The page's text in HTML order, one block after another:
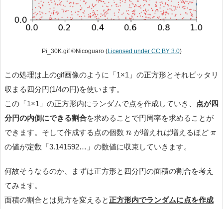
Pi_30K.gif ©Nicoguaro (Licensed under CC BY 3.0)
この処理は上のgif画像のように「1×1」の正方形とそれピッタリ
収まる四分円(1/4の円)を使います。
この「1×1」の正方形内にランダムで点を作成していき、
点が四
分円の内側にできる割合を求めることで円周率を求めることが
できます。そして作成する点の個数 n が増えれば増えるほど π
の値が定数「3.141592…」の数値に収束していきます。
何故そうなるのか、まずは正方形と四分円の面積の割合を考え
てみます。
面積の割合とは見方を変えると正方形内でランダムに点を作成